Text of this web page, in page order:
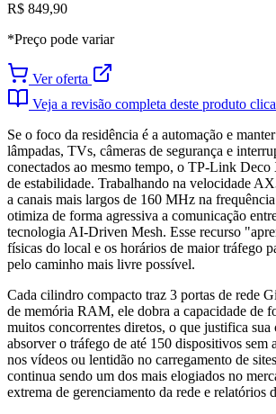
R$ 849,90
*Preço pode variar
Ver oferta
Veja a revisão completa deste produto
Se o foco da residência é a automação e
lâmpadas, TVs, câmeras de segurança e
conectados ao mesmo tempo, o TP-Link
de estabilidade. Trabalhando na velocidade
a canais mais largos de 160 MHz na
otimiza de forma agressiva a comunicação
tecnologia AI-Driven Mesh. Esse recurso
físicas do local e os horários de maior tráfego
pelo caminho mais livre possível.
Cada cilindro compacto traz 3 portas de rede
de memória RAM, ele dobra a capacidade de
muitos concorrentes diretos, o que justifica sua
absorver o tráfego de até 150 dispositivos sem
nos vídeos ou lentidão no carregamento de
continua sendo um dos mais elogiados no
extrema de gerenciamento da rede e relatórios